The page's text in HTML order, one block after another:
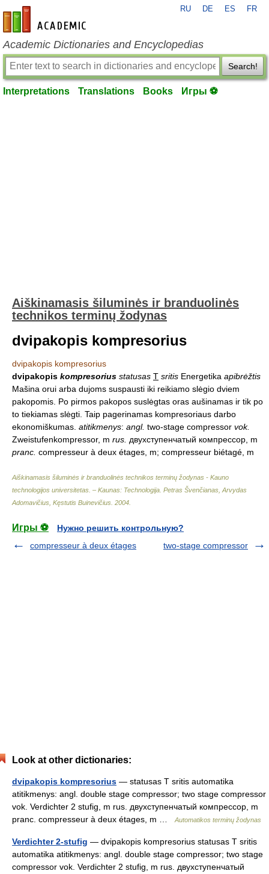
en-academic.com
RU DE ES FR
Academic Dictionaries and Encyclopedias
Search!
Interpretations Translations Books Игры ⚽
Aiškinamasis šiluminės ir branduolinės
technikos terminų žodynas
dvipakopis kompresorius
dvipakopis kompresorius
dvipakopis kompresorius statusas T sritis Energetika apibrėžtis
Mašina orui arba dujoms suspausti iki reikiamo slėgio dviem
pakopomis. Po pirmos pakopos suslėgtas oras aušinamas ir tik po
to tiekiamas slėgti. Taip pagerinamas kompresoriaus darbo
ekonomiškumas. atitikmenys: angl. two-stage compressor vok.
Zweistufenkompressor, m rus. двухступенчатый компрессор, m
pranc. compresseur à deux étages, m; compresseur biétagé, m
Aiškinamasis šiluminės ir branduolinės technikos terminų žodynas - Kauno
technologijos universitetas. – Kaunas: Technologija Petras Švenčianas, Arvydas
Adomavičius, Kęstutis Buinevičius 2004
Игры ⚽
Нужно решить контрольную?
compresseur à deux étages
two-stage compressor
Look at other dictionaries:
dvipakopis kompresorius — statusas T sritis automatika
atitikmenys: angl. double stage compressor; two stage compressor
vok. Verdichter 2 stufig, m rus. двухступенчатый компрессор, m
pranc. compresseur à deux étages, m …
Automatikos terminų žodynas
Verdichter 2-stufig — dvipakopis kompresorius statusas T sritis
automatika atitikmenys: angl. double stage compressor; two stage
compressor vok. Verdichter 2 stufig, m rus. двухступенчатый